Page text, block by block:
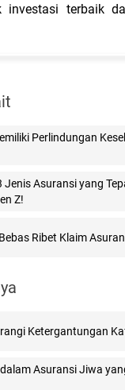
investasi terbaik
Perlindungan
Jenis Asuransi yang
Z!
Ribet Klaim
Ketergantungan
Asuransi Jiwa